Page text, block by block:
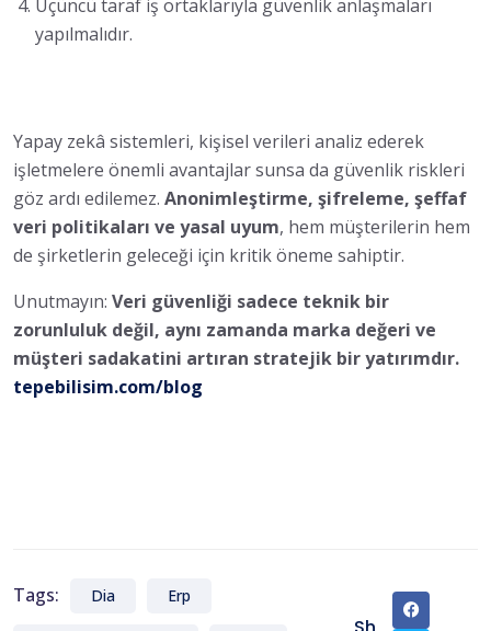
Üçüncü taraf iş ortaklarıyla güvenlik anlaşmaları
yapılmalıdır.
Yapay zekâ sistemleri, kişisel verileri analiz ederek
işletmelere önemli avantajlar sunsa da güvenlik riskleri
göz ardı edilemez. Anonimleştirme, şifreleme, şeffaf
veri politikaları ve yasal uyum, hem müşterilerin hem
de şirketlerin geleceği için kritik öneme sahiptir.
Unutmayın: Veri güvenliği sadece teknik bir
zorunluluk değil, aynı zamanda marka değeri ve
müşteri sadakatini artıran stratejik bir yatırımdır.
tepebilisim.com/blog
Tags: Dia Erp